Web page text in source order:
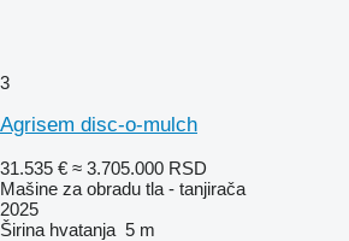
3
Agrisem disc-o-mulch
31.535 € ≈ 3.705.000 RSD
Mašine za obradu tla - tanjirača
2025
Širina hvatanja 5 m